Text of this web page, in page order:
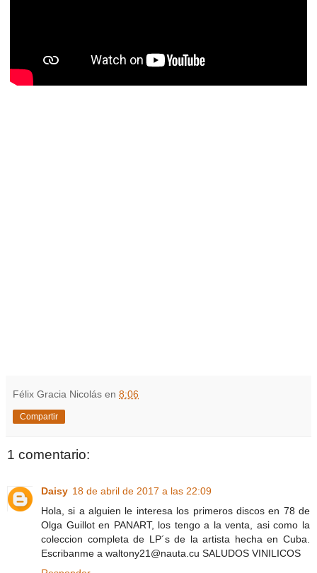
Félix Gracia Nicolás en 8:06
Compartir
1 comentario:
Daisy 18 de abril de 2017 a las 22:09
Hola, si a alguien le interesa los primeros discos en 78 de
Olga Guillot en PANART, los tengo a la venta, asi como la
coleccion completa de LP´s de la artista hecha en Cuba.
Escribanme a waltony21@nauta.cu SALUDOS VINILICOS